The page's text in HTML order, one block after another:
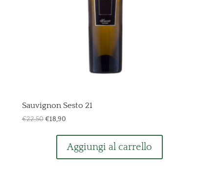
Sauvignon Sesto 21
€22,50 Il
originale
€18,90Il
attuale
è:
Aggiungi al carrello